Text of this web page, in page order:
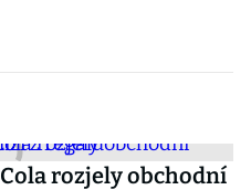
rozjely obchodní